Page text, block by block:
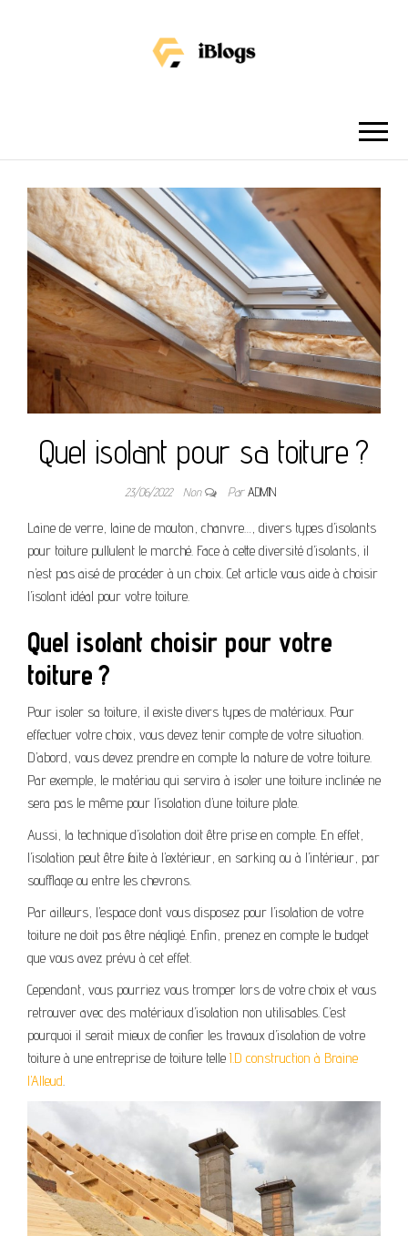
Quel isolant pour sa toiture ?
23/06/2022 Non ParADMIN
Laine de verre, laine de mouton, chanvre…, divers types d’isolants
pour toiture pullulent le marché. Face à cette diversité d’isolants, il
n’est pas aisé de procéder à un choix. Cet article vous aide à choisir
l’isolant idéal pour votre toiture.
Quel isolant choisir pour votre
toiture ?
Pour isoler sa toiture, il existe divers types de matériaux. Pour
effectuer votre choix, vous devez tenir compte de votre situation.
D’abord, vous devez prendre en compte la nature de votre toiture.
Par exemple, le matériau qui servira à isoler une toiture inclinée ne
sera pas le même pour l’isolation d’une toiture plate.
Aussi, la technique d’isolation doit être prise en compte. En effet,
l’isolation peut être faite à l’extérieur, en sarking ou à l’intérieur, par
soufflage ou entre les chevrons.
Par ailleurs, l’espace dont vous disposez pour l’isolation de votre
toiture ne doit pas être négligé. Enfin, prenez en compte le budget
que vous avez prévu à cet effet.
Cependant, vous pourriez vous tromper lors de votre choix et vous
retrouver avec des matériaux d’isolation non utilisables. C’est
pourquoi il serait mieux de confier les travaux d’isolation de votre
toiture à une entreprise de toiture telle I.D construction à Braine
l’Alleud.